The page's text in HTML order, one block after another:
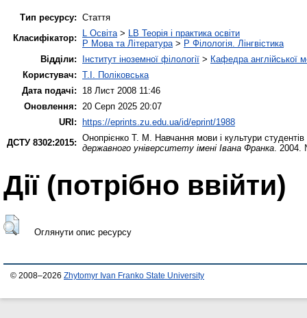
Тип ресурсу: Стаття
Класифікатор:
L Освіта > LB Теорія і практика освіти
P Мова та Література > P Філологія. Лінгвістика
Відділи:
Інститут іноземної філології > Кафедра англійської
Користувач: Т.І. Поліковська
Дата подачі:
18 Лист 2008 11:46
Оновлення:
20 Серп 2025 20:07
URI: https://eprints.zu.edu.ua/id/eprint/1988
ДСТУ 8302:2015: Онопрієнко Т. М.
Навчання мови і культури
державного університету імені Івана Франка .
Дії ​​(потрібно ввійти)
Оглянути опис ресурсу
© 2008–2026 Zhytomyr Ivan Franko State University